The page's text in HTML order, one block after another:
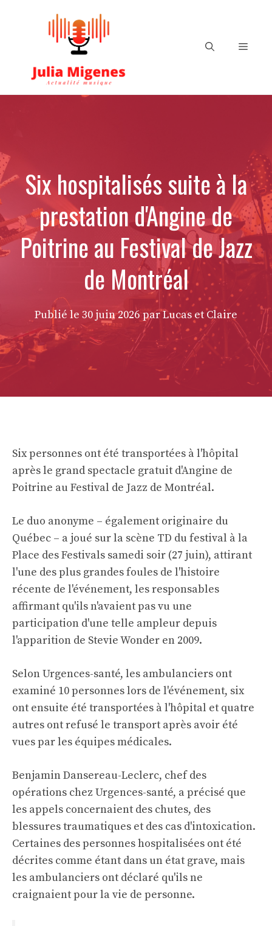
Menu
Six hospitalisés suite à la
prestation d'Angine de
Poitrine au Festival de Jazz
de Montréal
Publié le 30 juin 2026 par Lucas et Claire
Six personnes ont été transportées à l'hôpital
après le grand spectacle gratuit d'Angine de
Poitrine au Festival de Jazz de Montréal.
Le duo anonyme – également originaire du
Québec – a joué sur la scène TD du festival à la
Place des Festivals samedi soir (27 juin), attirant
l'une des plus grandes foules de l'histoire
récente de l'événement, les responsables
affirmant qu'ils n'avaient pas vu une
participation d'une telle ampleur depuis
l'apparition de Stevie Wonder en 2009.
Selon Urgences-santé, les ambulanciers ont
examiné 10 personnes lors de l'événement, six
ont ensuite été transportées à l'hôpital et quatre
autres ont refusé le transport après avoir été
vues par les équipes médicales.
Benjamin Dansereau-Leclerc, chef des
opérations chez Urgences-santé, a précisé que
les appels concernaient des chutes, des
blessures traumatiques et des cas d'intoxication.
Certaines des personnes hospitalisées ont été
décrites comme étant dans un état grave, mais
les ambulanciers ont déclaré qu'ils ne
craignaient pour la vie de personne.